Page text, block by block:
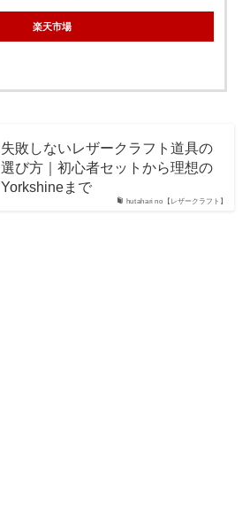
楽天市場
hutahari no【レザークラフト】
失敗しないレザークラフト道具の
選び方｜初心者セットから理想の
Yorkshineまで